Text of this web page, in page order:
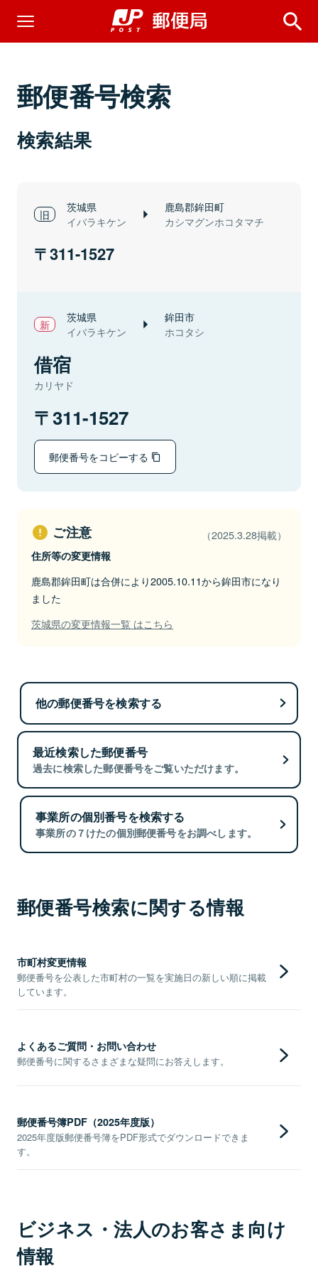
郵便番号検索
検索結果
茨城県
イバラキケン
鹿島郡鉾田町
カシマグンホコタマチ
311-1527
茨城県
イバラキケン
鉾田市
ホコタシ
借宿
カリヤド
311-1527
郵便番号をコピーする
ご注意 （2025.3.28掲載）
住所等の変更情報
鹿島郡鉾田町は合併により2005.10.11から鉾田市になり
ました
茨城県の変更情報一覧 はこちら
他の郵便番号を検索する
最近検索した郵便番号
過去に検索した郵便番号をご覧いただけます。
事業所の個別番号を検索する
事業所の７けたの個別郵便番号をお調べします。
郵便番号検索に関する情報
市町村変更情報
郵便番号を公表した市町村の一覧を実施日の新しい順に掲載
しています。
よくあるご質問・お問い合わせ
郵便番号に関するさまざまな疑問にお答えします。
郵便番号簿PDF（2025年度版）
2025年度版郵便番号簿をPDF形式でダウンロードできま
す。
ビジネス・法人のお客さま向け
情報